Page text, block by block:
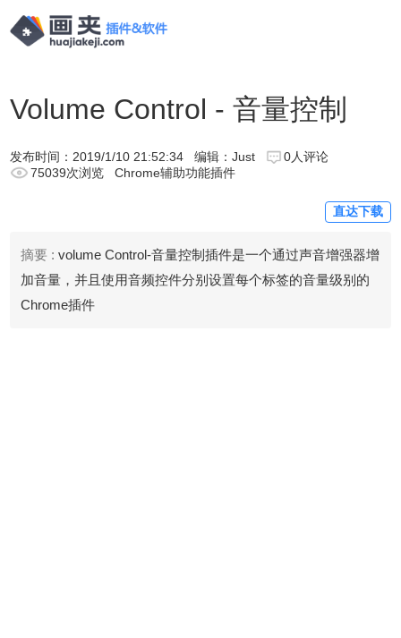
Volume Control - 音量控制
发布时间： 2019/1/10 21:52:34 编辑：Just
0人评论
75039次浏览
Chrome辅助功能插件
直达下载
摘要 : volume Control-音量控制插件是一个通过声音增强器增
加音量，并且使用音频控件分别设置每个标签的音量级别的
Chrome插件